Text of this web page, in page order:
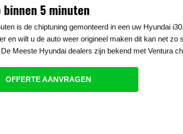
binnen 5 minuten
is de chiptuning gemonteerd in een uw Hyundai
en wilt u de auto weer origineel maken dit kan net zo
Meeste Hyundai dealers zijn bekend met Ventura
OFFERTE AANVRAGEN